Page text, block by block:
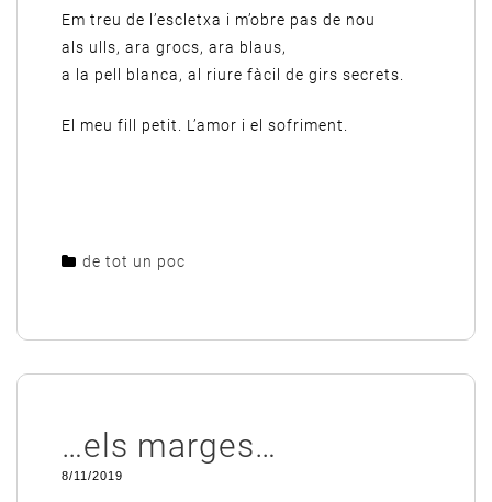
Em treu de l’escletxa i m’obre pas de nou
als ulls, ara grocs, ara blaus,
a la pell blanca, al riure fàcil de girs secrets.
El meu fill petit. L’amor i el sofriment.
de tot un poc
…els marges…
8/11/2019